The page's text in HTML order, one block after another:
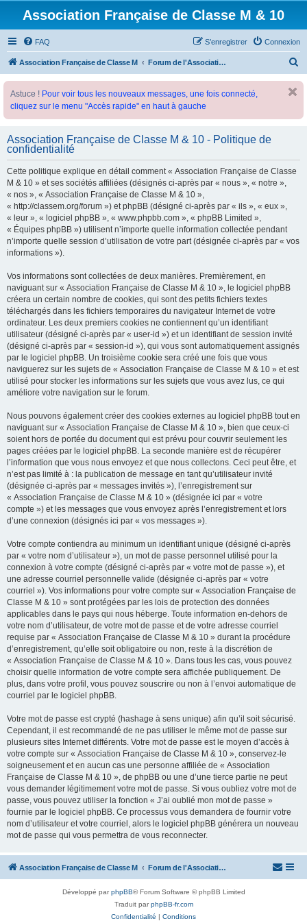
Association Française de Classe M & 10
FAQ Connexion
S’enregistrer
Association Française de Classe M Forum de l'Association Française de Classe M
c
Astuce ! Pour voir tous les nouveaux messages, une fois connecté,
cliquez sur le menu "Accès rapide" en haut à gauche
Association Française de Classe M & 10 - Politique de
confidentialité
Cette politique explique en détail comment « Association Française de Classe
M & 10 » et ses sociétés affiliées (désignés ci-après par « nous », « notre »,
« nos », « Association Française de Classe M & 10 »,
« http://classem.org/forum ») et phpBB (désigné ci-après par « ils », « eux »,
« leur », « logiciel phpBB », « www.phpbb.com », « phpBB Limited »,
« Équipes phpBB ») utilisent n’importe quelle information collectée pendant
n’importe quelle session d’utilisation de votre part (désignée ci-après par « vos
informations »).
Vos informations sont collectées de deux manières. Premièrement, en
naviguant sur « Association Française de Classe M & 10 », le logiciel phpBB
créera un certain nombre de cookies, qui sont des petits fichiers textes
téléchargés dans les fichiers temporaires du navigateur Internet de votre
ordinateur. Les deux premiers cookies ne contiennent qu’un identifiant
utilisateur (désigné ci-après par « user-id ») et un identifiant de session invité
(désigné ci-après par « session-id »), qui vous sont automatiquement assignés
par le logiciel phpBB. Un troisième cookie sera créé une fois que vous
naviguerez sur les sujets de « Association Française de Classe M & 10 » et est
utilisé pour stocker les informations sur les sujets que vous avez lus, ce qui
améliore votre navigation sur le forum.
Nous pouvons également créer des cookies externes au logiciel phpBB tout en
naviguant sur « Association Française de Classe M & 10 », bien que ceux-ci
soient hors de portée du document qui est prévu pour couvrir seulement les
pages créées par le logiciel phpBB. La seconde manière est de récupérer
l’information que vous nous envoyez et que nous collectons. Ceci peut être, et
n’est pas limité à : la publication de message en tant qu’utilisateur invité
(désignée ci-après par « messages invités »), l’enregistrement sur
« Association Française de Classe M & 10 » (désignée ici par « votre
compte ») et les messages que vous envoyez après l’enregistrement et lors
d’une connexion (désignés ici par « vos messages »).
Votre compte contiendra au minimum un identifiant unique (désigné ci-après
par « votre nom d’utilisateur »), un mot de passe personnel utilisé pour la
connexion à votre compte (désigné ci-après par « votre mot de passe »), et
une adresse courriel personnelle valide (désignée ci-après par « votre
courriel »). Vos informations pour votre compte sur « Association Française de
Classe M & 10 » sont protégées par les lois de protection des données
applicables dans le pays qui nous héberge. Toute information en-dehors de
votre nom d’utilisateur, de votre mot de passe et de votre adresse courriel
requise par « Association Française de Classe M & 10 » durant la procédure
d’enregistrement, qu’elle soit obligatoire ou non, reste à la discrétion de
« Association Française de Classe M & 10 ». Dans tous les cas, vous pouvez
choisir quelle information de votre compte sera affichée publiquement. De
plus, dans votre profil, vous pouvez souscrire ou non à l’envoi automatique de
courriel par le logiciel phpBB.
Votre mot de passe est crypté (hashage à sens unique) afin qu’il soit sécurisé.
Cependant, il est recommandé de ne pas utiliser le même mot de passe sur
plusieurs sites Internet différents. Votre mot de passe est le moyen d’accès à
votre compte sur « Association Française de Classe M & 10 », conservez-le
soigneusement et en aucun cas une personne affiliée de « Association
Française de Classe M & 10 », de phpBB ou une d’une tierce partie ne peut
vous demander légitimement votre mot de passe. Si vous oubliez votre mot de
passe, vous pouvez utiliser la fonction « J’ai oublié mon mot de passe »
fournie par le logiciel phpBB. Ce processus vous demandera de fournir votre
nom d’utilisateur et votre courriel, alors le logiciel phpBB générera un nouveau
mot de passe qui vous permettra de vous reconnecter.
Association Française de Classe M Forum de l'Association Française de Classe M
Développé parphpBB® Forum Software © phpBB Limited
Traduit parphpBB-fr.com
Confidentialité | Conditions